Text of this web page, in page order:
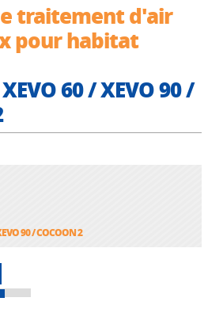
traitement d'air
pour habitat
60 / XEVO 90 /
90 / COCOON 2